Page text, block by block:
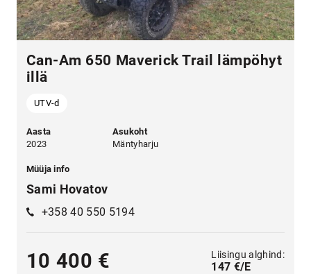
Can-Am 650 Maverick Trail lämpöhyt
illä
UTV-d
Aasta
2023
Asukoht
Mäntyharju
Müüja info
Sami Hovatov
+358 40 550 5194
10 400 € Liisingu alghind:
147 €/E